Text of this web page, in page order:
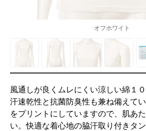
オフホワイト
風通しが良くムレにくい涼しい綿１
汗速乾性と抗菌防臭性も兼ね備えて
をプリントにしていますので、肌あ
い。快適な着心地の脇汗取り付きタン